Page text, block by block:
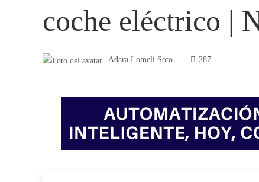
coche eléctrico |
Adara Lomeli Soto 287